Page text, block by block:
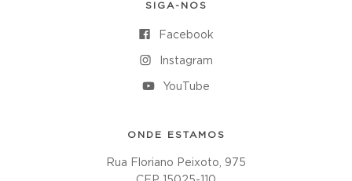
SIGA-NOS
Facebook
Instagram
YouTube
ONDE ESTAMOS
Rua Floriano Peixoto, 975